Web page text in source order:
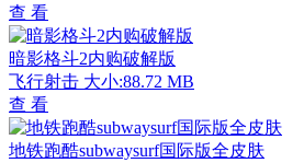
查 看
暗影格斗2内购破解版
飞行射击 大小:88.72 MB
查 看
地铁跑酷subwaysurf国际版全皮肤